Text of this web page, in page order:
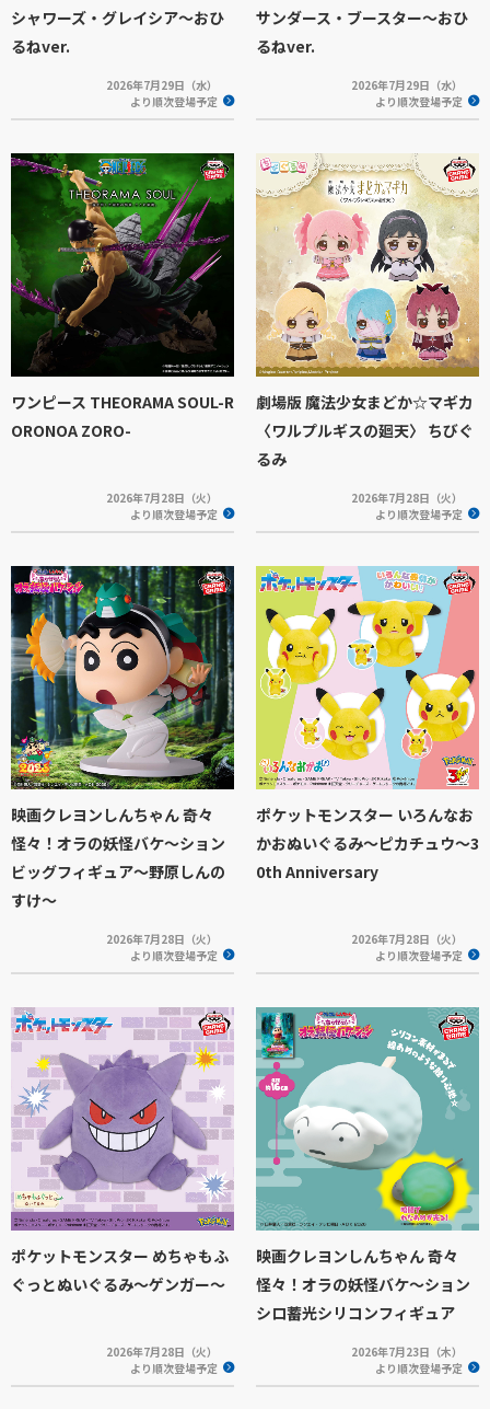
シャワーズ・グレイシア～おひ
るねver.
2026年7月29日（水）
より順次登場予定
サンダース・ブースター～おひ
るねver.
2026年7月29日（水）
より順次登場予定
ワンピース THEORAMA SOUL-R
ORONOA ZORO-
2026年7月28日（火）
より順次登場予定
劇場版 魔法少女まどか☆マギカ
〈ワルプルギスの廻天〉 ちびぐ
るみ
2026年7月28日（火）
より順次登場予定
映画クレヨンしんちゃん 奇々
怪々！オラの妖怪バケ～ション
ビッグフィギュア～野原しんの
すけ～
2026年7月28日（火）
より順次登場予定
ポケットモンスター いろんなお
かおぬいぐるみ～ピカチュウ～3
0th Anniversary
2026年7月28日（火）
より順次登場予定
ポケットモンスター めちゃもふ
ぐっとぬいぐるみ～ゲンガー～
2026年7月28日（火）
より順次登場予定
映画クレヨンしんちゃん 奇々
怪々！オラの妖怪バケ～ション
シロ蓄光シリコンフィギュア
2026年7月23日（木）
より順次登場予定